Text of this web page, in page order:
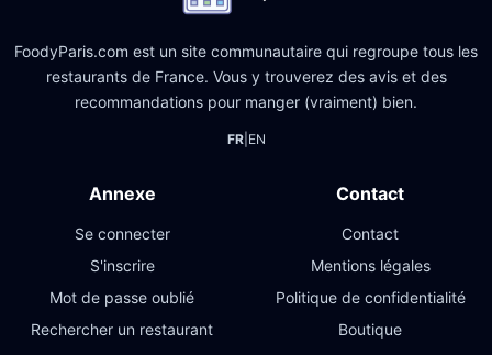
FoodyParis.com est un site communautaire qui regroupe tous les
restaurants de France. Vous y trouverez des avis et des
recommandations pour manger (vraiment) bien.
FR| EN
Annexe
Se connecter
S'inscrire
Mot de passe oublié
Rechercher un restaurant
Contact
Contact
Mentions légales
Politique de confidentialité
Boutique